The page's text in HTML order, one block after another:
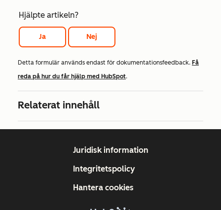
Hjälpte artikeln?
Ja Nej
Detta formulär används endast för dokumentationsfeedback. Få
reda på hur du får hjälp med HubSpot.
Relaterat innehåll
Juridisk information
Integritetspolicy
Hantera cookies